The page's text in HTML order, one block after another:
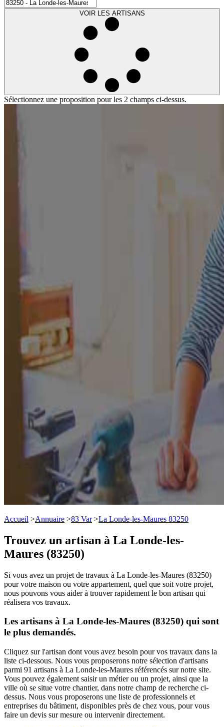
Sélectionnez une proposition pour les 2 champs ci-dessus.
Accueil >Annuaire >83 Var>La Londe-les-Maures 83250
Trouvez un artisan à La Londe-les-
Maures (83250)
Si vous avez un projet de travaux à La Londe-les-Maures (83250)
pour votre maison ou votre appartement, quel que soit votre projet,
nous pouvons vous aider à trouver rapidement le bon artisan qui
réalisera vos travaux.
Les artisans à La Londe-les-Maures (83250) qui sont
le plus demandés.
Cliquez sur l'artisan dont vous avez besoin pour vos travaux dans la
liste ci-dessous. Nous vous proposerons notre sélection d'artisans
parmi 91 artisans à La Londe-les-Maures référencés sur notre site.
Vous pouvez également saisir un métier ou un projet, ainsi que la
ville où se situe votre chantier, dans notre champ de recherche ci-
dessus. Nous vous proposerons une liste de professionnels et
entreprises du bâtiment, disponibles près de chez vous, pour vous
faire un devis sur mesure ou intervenir directement.